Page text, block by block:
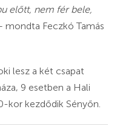
előtt, nem fér bele,
mondta Feczkó Tamás
lesz a két csapat
9 esetben a Hali
kor kezdődik Sényőn.